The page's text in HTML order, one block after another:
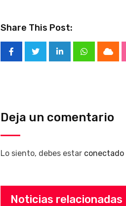
Share This Post:
LinkedInWhatsappCloud
Deja un comentario
Lo siento, debes estar conectado
Noticias relacionadas